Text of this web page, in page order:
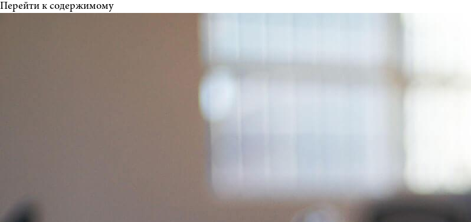
Перейти к содержимому